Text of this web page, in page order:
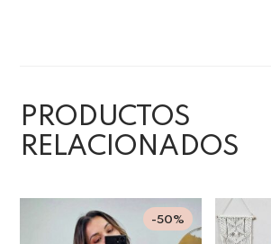
PRODUCTOS
RELACIONADOS
-50%